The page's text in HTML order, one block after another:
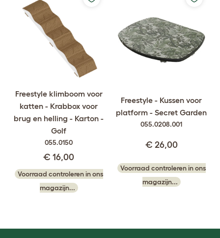
Freestyle klimboom voor
katten - Krabbox voor
brug en helling - Karton -
Golf
055.0150
€ 16,00
Voorraad controleren in ons
magazijn...
Freestyle - Kussen voor
platform - Secret Garden
055.0208.001
€ 26,00
Voorraad controleren in ons
magazijn...